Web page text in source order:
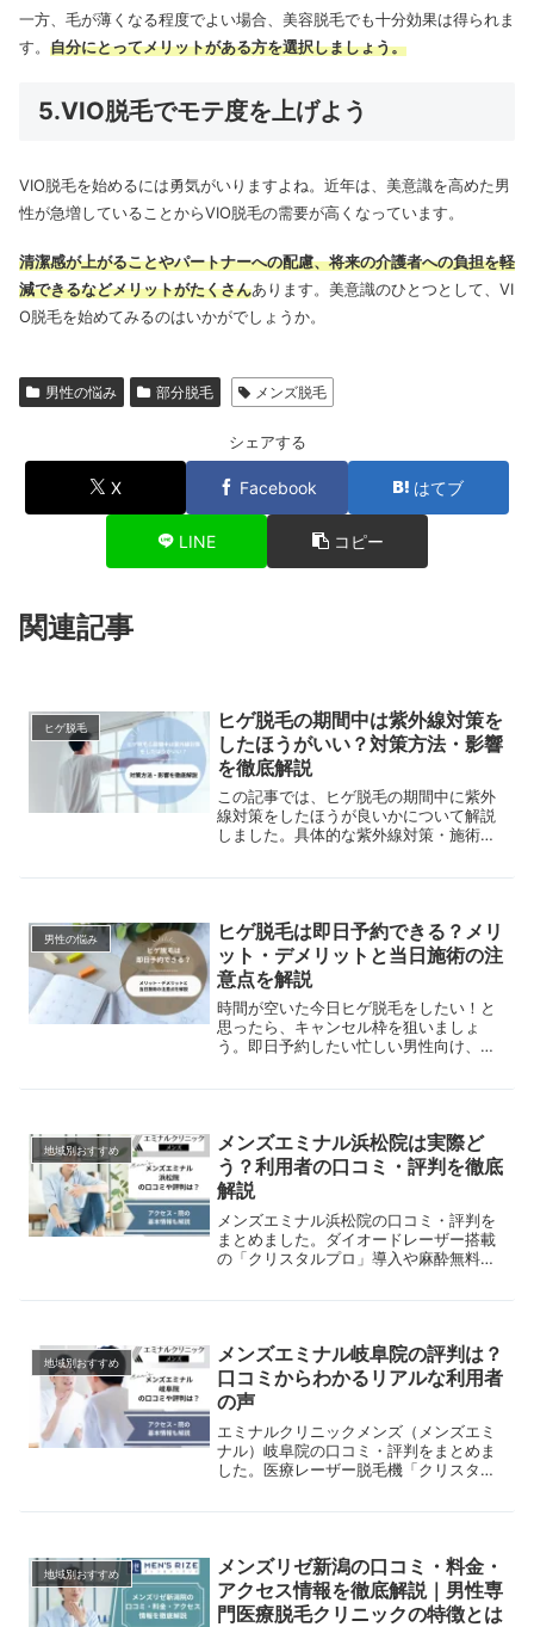
一方、毛が薄くなる程度でよい場合、美容脱毛でも十分効果は得られま
す。 自分にとってメリットがある方を選択しましょう。
5.VIO脱毛でモテ度を上げよう
VIO脱毛を始めるには勇気がいりますよね。近年は、美意識を高めた男
性が急増していることからVIO脱毛の需要が高くなっています。
清潔感が上がることやパートナーへの配慮、将来の介護者への負担を軽
減できるなどメリットがたくさんあります。 美意識のひとつとして、VI
O脱毛を始めてみるのはいかがでしょうか。
男性の悩み 部分脱毛 メンズ脱毛
シェアする
X Facebook はてブ
LINE コピー
関連記事
ヒゲ脱毛
ヒゲ脱毛の期間中は紫外線対策を
したほうがいい？対策方法・影響
を徹底解説
この記事では、ヒゲ脱毛の期間中に紫外
線対策をしたほうが良いかについて解説
しました。具体的な紫外線対策・施術後
男性の悩み
ヒゲ脱毛は即日予約できる？メリ
ット・デメリットと当日施術の注
意点を解説
時間が空いた今日ヒゲ脱毛をしたい！と
思ったら、キャンセル枠を狙いましょ
う。即日予約したい忙しい男性向け、予
点までを解説。
地域別おすすめ
メンズエミナル浜松院は実際ど
う？利用者の口コミ・評判を徹底
解説
メンズエミナル浜松院の口コミ・評判を
まとめました。ダイオードレーザー搭載
の「クリスタルプロ」導入や麻酔無料の
に特徴をわかりやすく解説しています。
地域別おすすめ
メンズエミナル岐阜院の評判は？
口コミからわかるリアルな利用者
の声
エミナルクリニックメンズ（メンズエミ
ナル）岐阜院の口コミ・評判をまとめま
した。医療レーザー脱毛機「クリスタル
とに特徴を解説しています。岐阜エリア
地域別おすすめ
メンズリゼ新潟の口コミ・料金・
アクセス情報を徹底解説｜男性専
門医療脱毛クリニックの特徴とは